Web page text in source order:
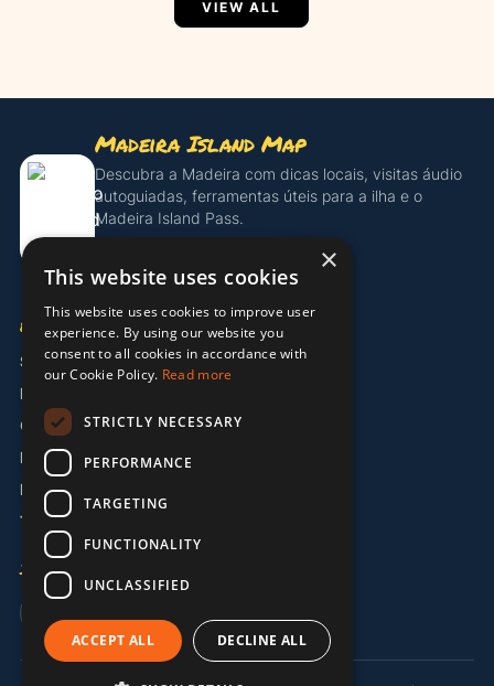
VIEW ALL
Madeira Island Map
Descubra a Madeira com dicas locais, visitas áudio
autoguiadas, ferramentas úteis para a ilha e o
Madeira Island Pass.
Descobrir o Island Pass
EMPRESA
Sobre Nós
Parceiros
Contacto
Informação Legal
Política de Privacidade
Termos e Condições
IDIOMA
×
This website uses cookies
This website uses cookies to improve user
experience. By using our website you
consent to all cookies in accordance with
our Cookie Policy. Read more
STRICTLY NECESSARY
PERFORMANCE
TARGETING
FUNCTIONALITY
UNCLASSIFIED
ACCEPT ALL DECLINE ALL